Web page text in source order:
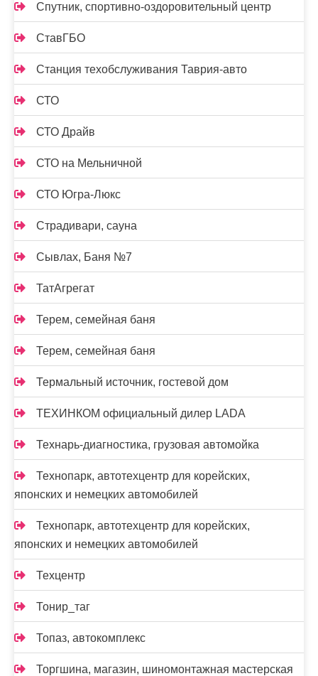
Спутник, спортивно-оздоровительный центр
СтавГБО
Станция техобслуживания Таврия-авто
СТО
СТО Драйв
СТО на Мельничной
СТО Югра-Люкс
Страдивари, сауна
Сывлах, Баня №7
ТатАгрегат
Терем, семейная баня
Терем, семейная баня
Термальный источник, гостевой дом
ТЕХИНКОМ официальный дилер LADA
Технарь-диагностика, грузовая автомойка
Технопарк, автотехцентр для корейских,
японских и немецких автомобилей
Технопарк, автотехцентр для корейских,
японских и немецких автомобилей
Техцентр
Тонир_таг
Топаз, автокомплекс
Торгшина, магазин, шиномонтажная мастерская